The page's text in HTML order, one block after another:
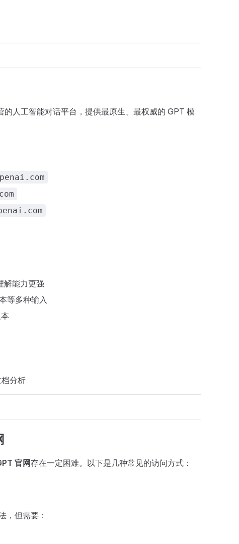
的人工智能对话平台，提供最原生、最权威的 GPT 模
解能力更强
等多种输入
分析
官网存在一定困难。以下是几种常见的访问方式：
，但需要：